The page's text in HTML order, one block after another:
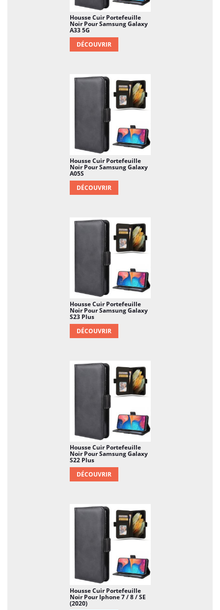
votre Xiaomi Redmi Note 11 Pro n'en sera que plus
Housse Cuir Portefeuille
Noir Pour Samsung Galaxy
A33 5G
DÉCOUVRIR
Housse Cuir Portefeuille
Noir Pour Samsung Galaxy
A05S
DÉCOUVRIR
Housse Cuir Portefeuille
Noir Pour Samsung Galaxy
S23 Plus
DÉCOUVRIR
Housse Cuir Portefeuille
Noir Pour Samsung Galaxy
S22 Plus
DÉCOUVRIR
Housse Cuir Portefeuille
Noir Pour Iphone 7 / 8 / SE
(2020)